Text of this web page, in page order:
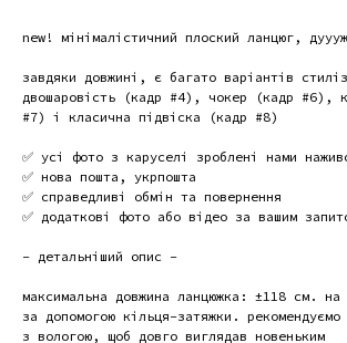
new! мінімалістичний плоский ланцюг,
завдяки довжині, є багато варіантів
двошаровість (кадр #4), чокер (кадр #6),
#7) і класична підвіска (кадр #8)
✅ усі фото з каруселі зроблені нами
✅ нова пошта, укрпошта
✅ справедливі обмін та повернення
✅ додаткові фото або відео за вашим
- детальніший опис -
максимальна довжина ланцюжка: ±118 см. на
за допомогою кільця-затяжки. рекомендуємо
з вологою, щоб довго виглядав новеньким